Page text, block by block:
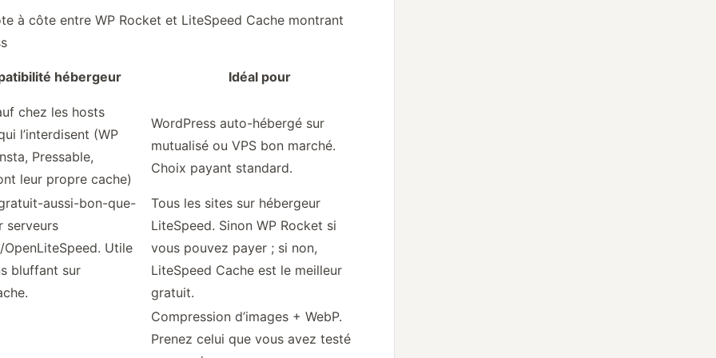
hébergeur Idéal pour
chez les hosts
l’interdisent (WP
Pressable,
leur propre cache)
WordPress auto-hébergé sur
mutualisé ou VPS bon marché.
Choix payant standard.
aussi-bon-que-
serveurs
Utile
bluffant sur
Tous les sites sur hébergeur
LiteSpeed. Sinon WP Rocket si
vous pouvez payer ; si non,
LiteSpeed Cache est le meilleur
gratuit.
Compression d’images + WebP.
Prenez celui que vous avez testé